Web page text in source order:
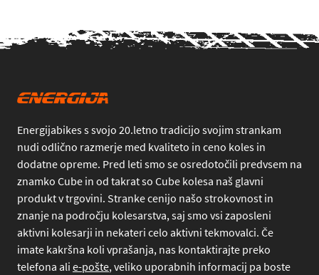
Energijabikes s svojo 20.letno tradicijo svojim strankam
nudi odlično razmerje med kvaliteto in ceno koles in
dodatne opreme. Pred leti smo se osredotočili predvsem na
znamko Cube in od takrat so Cube kolesa naš glavni
produkt v trgovini. Stranke cenijo našo strokovnost in
znanje na področju kolesarstva, saj smo vsi zaposleni
aktivni kolesarji in nekateri celo aktivni tekmovalci. Če
imate kakršna koli vprašanja, nas kontaktirajte preko
telefona ali e-pošte, veliko uporabnih informacij pa boste